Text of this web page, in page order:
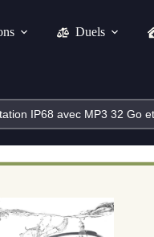
Duels